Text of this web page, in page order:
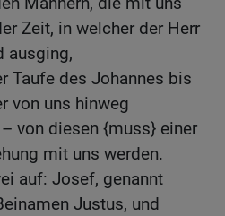
Zeit, in welcher der Herr
ausging,
Taufe des Johannes bis
von uns hinweg
von diesen {muss} einer
mit uns werden.
auf: Josef, genannt
Justus, und